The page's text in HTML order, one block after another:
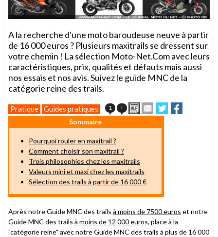
A la recherche d'une moto baroudeuse neuve à partir
de 16 000 euros ? Plusieurs maxitrails se dressent sur
votre chemin ! La sélection Moto-Net.Com avec leurs
caractéristiques, prix, qualités et défauts mais aussi
nos essais et nos avis. Suivez le guide MNC de la
catégorie reine des trails.
Pratique Guides pratiques 1 + ImprimerEnvoyer
cet
Partager
sur
sur
Sommaire
Pourquoi rouler en maxitrail ?
Comment choisir son maxitrail ?
Trois philosophies chez les maxitrails
Valeurs mini et maxi chez les maxitrails
Sélection des trails à partir de 16 000 €
Après notre Guide MNC des trails à moins de 7500 euros et notre
Guide MNC des trails à moins de 12 000 euros, place à la
"catégorie reine" avec notre Guide MNC des trails à plus de 16 000